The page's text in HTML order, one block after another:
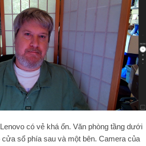
có vẻ khá ổn. Văn phòng tầng dưới
sổ phía sau và một bên. Camera của